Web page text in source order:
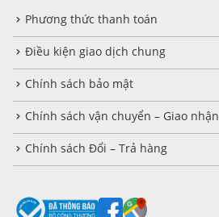
Phương thức thanh toán
Điều kiện giao dịch chung
Chính sách bảo mật
Chính sách vận chuyển – Giao nhận
Chính sách Đổi – Trả hàng